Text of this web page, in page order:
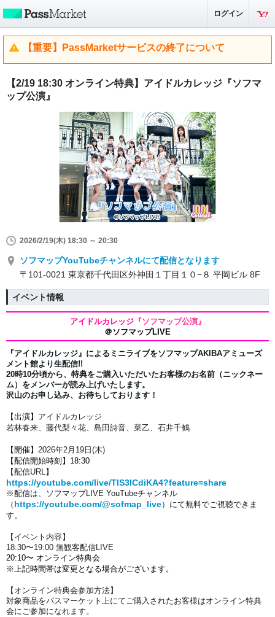
ログイン
【重要】PassMarketサービスの終了について
【2/19 18:30 オンライン特典】アイドルカレッジ『ソフマ
ップ公演』
2026/2/19(木) 18:30 ～ 20:30
ソフマップYouTubeチャンネルにて配信となります
〒101-0021 東京都千代田区外神田１丁目１０−８ 平岡ビル 8F
イベント情報
アイドルカレッジ『ソフマップ公演』
＠ソフマップLIVE
『アイドルカレッジ』によるミニライブをソフマップAKIBAアミューズ
メント館より生配信!!
20時10分頃から、特典をご購入いただいたお客様のお名前（ニックネー
ム）をメンバーが読み上げいたします。
沢山のお申し込み、お待ちしております！
【出演】 アイドルカレッジ
若林春来、藤代梨々花、島田詩音、菜乙、石井千鶴
【開催】 2026年2月19 日(木)
【配信開始時刻】18:30
【配信URL】
https://youtube.com/live/TlS3lCdiKA4?feature=share
※配信は、
ソフマップLIVE YouTubeチャンネル
（ https://youtube.com/@sofmap_live）にて無料でご視聴できま
す。
【イベント内容】
18:30〜19:00 無観客配信LIVE
20:10〜 オンライン特典会
※上記時間帯は変更となる場合がございます。
【オンライン特典会参加方法】
対象商品をパスマーケット上にてご購入されたお客様はオンライン特典
会にご参加になれます。